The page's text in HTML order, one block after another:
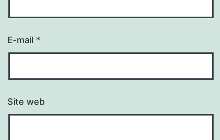
E-mail *
Site web